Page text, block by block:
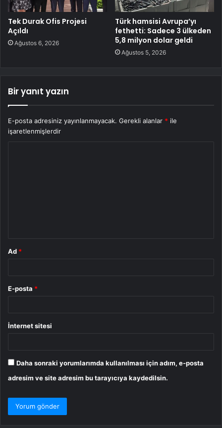
Tek Durak Ofis Projesi
Açıldı
Ağustos 6, 2026
Türk hamsisi Avrupa’yı
fethetti: Sadece 3 ülkeden
5,8 milyon dolar geldi
Ağustos 5, 2026
Bir yanıt yazın
E-posta adresiniz yayınlanmayacak. Gerekli alanlar * ile
işaretlenmişlerdir
Ad *
E-posta *
İnternet sitesi
Daha sonraki yorumlarımda kullanılması için adım, e-posta
adresim ve site adresim bu tarayıcıya kaydedilsin.